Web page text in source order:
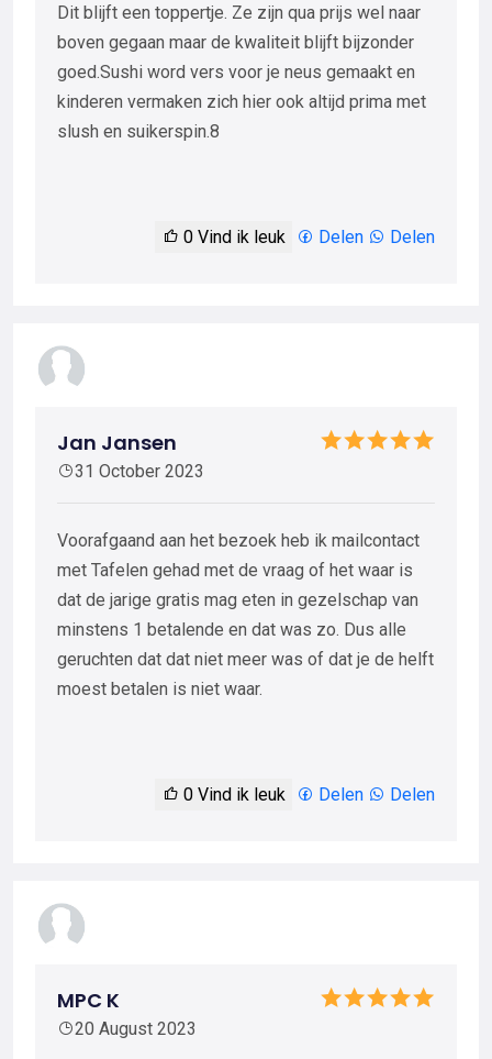
Dit blijft een toppertje. Ze zijn qua prijs wel naar
boven gegaan maar de kwaliteit blijft bijzonder
goed.Sushi word vers voor je neus gemaakt en
kinderen vermaken zich hier ook altijd prima met
slush en suikerspin.8
0 Vind ik leuk Delen Delen
Jan Jansen
31 October 2023
Voorafgaand aan het bezoek heb ik mailcontact
met Tafelen gehad met de vraag of het waar is
dat de jarige gratis mag eten in gezelschap van
minstens 1 betalende en dat was zo. Dus alle
geruchten dat dat niet meer was of dat je de helft
moest betalen is niet waar.
0 Vind ik leuk Delen Delen
MPC K
20 August 2023